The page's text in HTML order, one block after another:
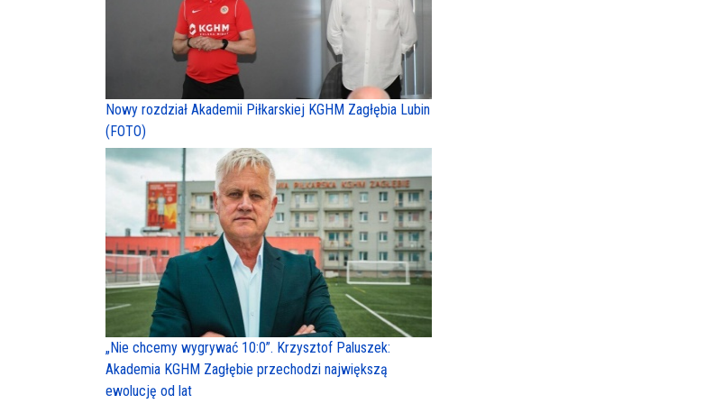
Nowy rozdział Akademii Piłkarskiej KGHM Zagłębia Lubin
(FOTO)
„Nie chcemy wygrywać 10:0”. Krzysztof Paluszek:
Akademia KGHM Zagłębie przechodzi największą
ewolucję od lat